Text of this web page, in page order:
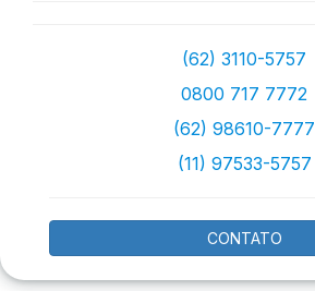
(62) 3110-5757
0800 717 7772
(62) 98610-7777
(11) 97533-5757
CONTATO